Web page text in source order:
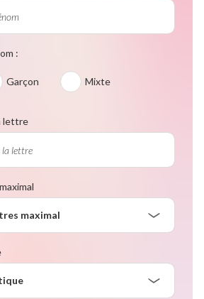
:
Garçon Mixte
lettre
maximal